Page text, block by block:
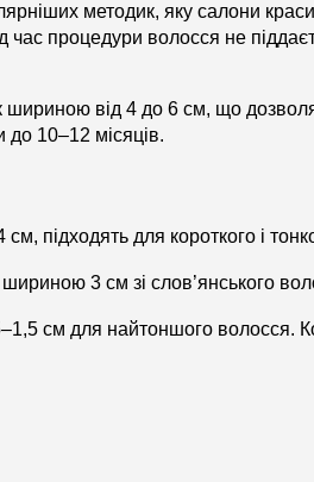
методик, яку салони
процедури волосся не
шириною від 4 до 6 см, що
до 10–12 місяців.
підходять для короткого і
шириною 3 см зі слов’янського
см для найтоншого волосся.